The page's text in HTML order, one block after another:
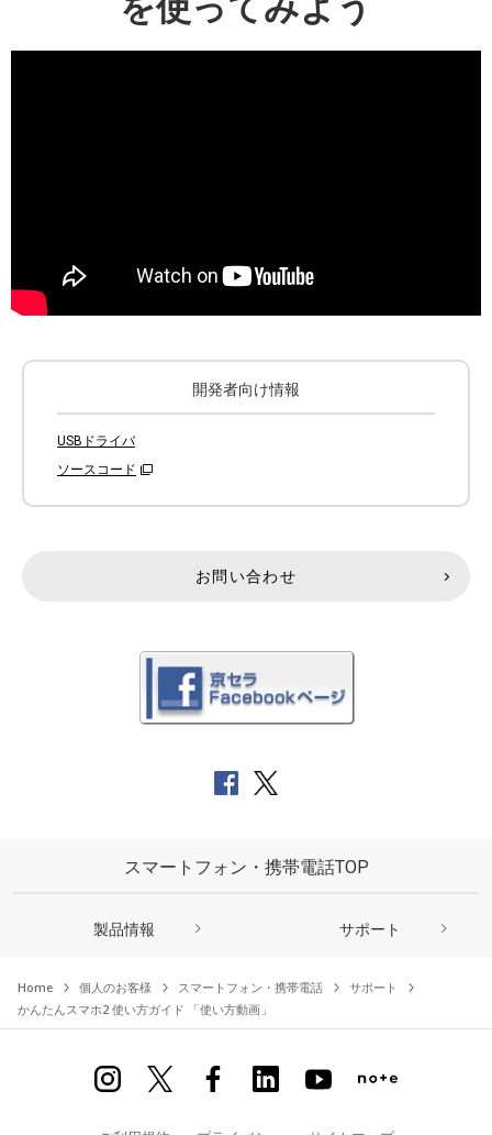
開発者向け情報
USBドライバ
ソースコード
お問い合わせ
スマートフォン・携帯電話TOP
製品情報 サポート
Home 個人のお客様 スマートフォン・携帯電話
サポート
かんたんスマホ2 使い方ガイド 「使い方動画」